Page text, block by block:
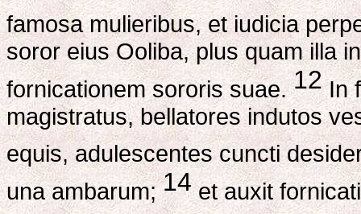
famosa mulieribus, et iudicia
soror eius Ooliba, plus quam illa
fornicationem sororis suae.12In
magistratus, bellatores indutos
equis, adulescentes cuncti
una ambarum;14et auxit